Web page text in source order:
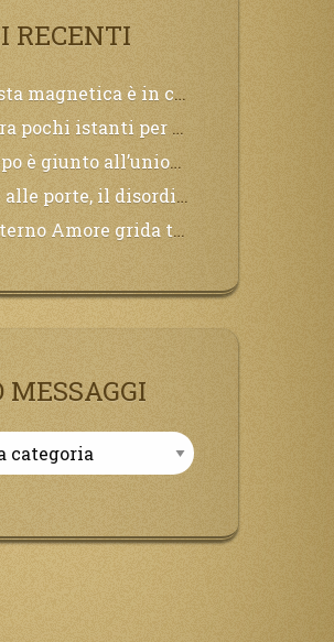
RECENTI
patirà. Il black out non tarderà ad arrivare e tutta la Terra sarà oscurata.
la sciagura arriverà all’improvviso e per chi non si sarà preparato saranno dolori.
con il figlio, non avete che da attendere pochissimo.
urlerà perdono, ma sarà troppo tardi, il tradimento è stato grande!
per i Suoi,richiama a Sé i lontani, affinché si pentano e tornino a Lui: